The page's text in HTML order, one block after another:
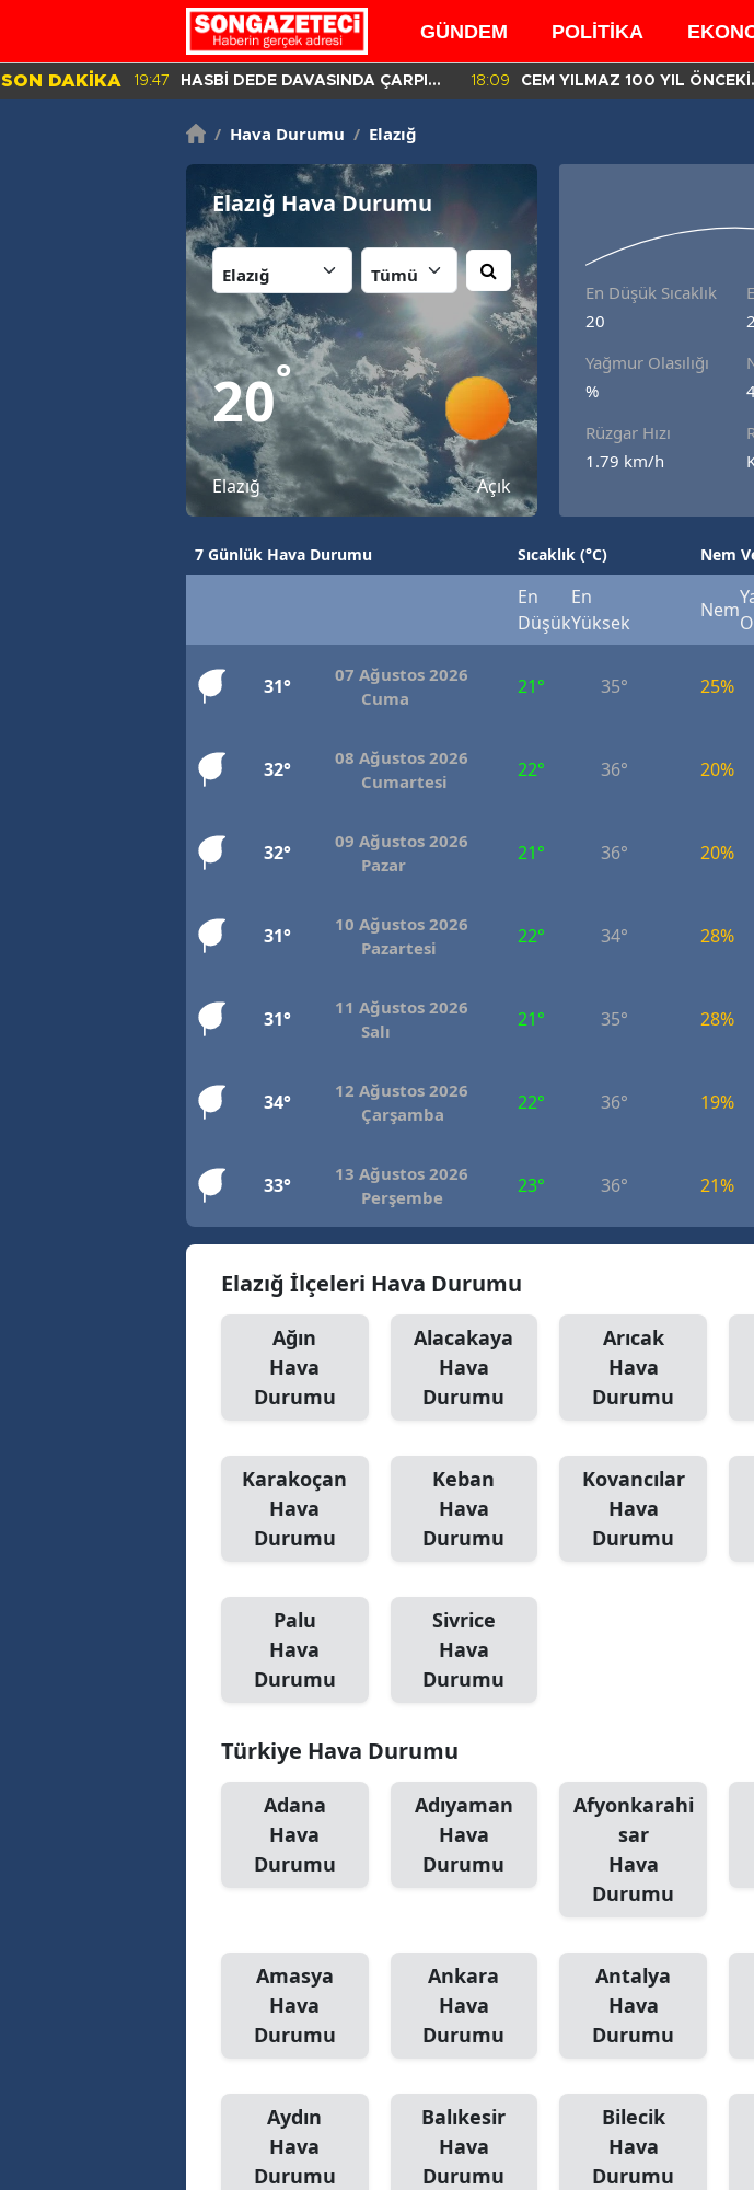
GÜNDEM POLİTİKA
SON DAKİKA 19:47
HASBİ DEDE DAVASINDA ÇARPICI
DETAYLAR İLE DİJİTAL İZLER!
18:09
CEM YILMAZ 100 YIL ÖNCEKİ
BENZER GÖRÜNTÜSÜ İÇİN
/ Hava Durumu / Elazığ
Elazığ Hava Durumu
20°
Elazığ Açık
En Düşük Sıcaklık
20
Yağmur Olasılığı
%
Rüzgar Hızı
1.79 km/h
7 Günlük Hava Durumu Sıcaklık (°C) Nem
En
Düşük
En
Yüksek
Nem
31°
07 Ağustos 2026
Cuma
21° 35° 25%
32°
08 Ağustos 2026
Cumartesi
22° 36° 20%
32°
09 Ağustos 2026
Pazar
21° 36° 20%
31°
10 Ağustos 2026
Pazartesi
22° 34° 28%
31°
11 Ağustos 2026
Salı
21° 35° 28%
34°
12 Ağustos 2026
Çarşamba
22° 36° 19%
33°
13 Ağustos 2026
Perşembe
23° 36° 21%
Elazığ İlçeleri Hava Durumu
Ağın
Hava
Durumu
Alacakaya
Hava
Durumu
Arıcak
Hava
Durumu
Karakoçan
Hava
Durumu
Keban
Hava
Durumu
Kovancılar
Hava
Durumu
Palu
Hava
Durumu
Sivrice
Hava
Durumu
Türkiye Hava Durumu
Adana
Hava
Durumu
Adıyaman
Hava
Durumu
Afyonkarahi
sar
Hava
Durumu
Amasya
Hava
Durumu
Ankara
Hava
Durumu
Antalya
Hava
Durumu
Aydın
Hava
Durumu
Balıkesir
Hava
Durumu
Bilecik
Hava
Durumu